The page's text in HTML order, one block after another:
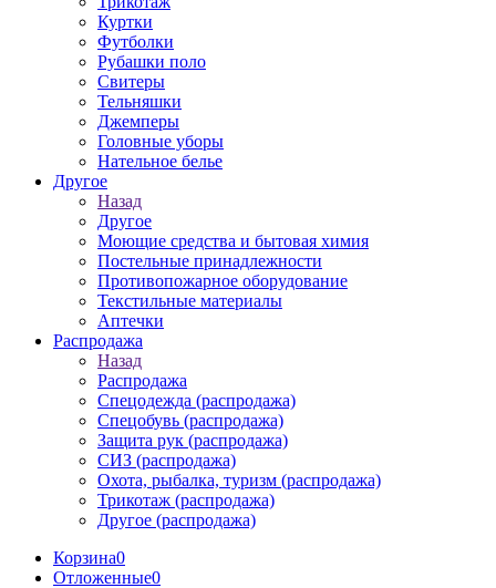
Куртки
Футболки
Рубашки поло
Свитеры
Тельняшки
Джемперы
Головные уборы
Нательное белье
Другое
Назад
Другое
Моющие средства и бытовая химия
Постельные принадлежности
Противопожарное оборудование
Текстильные материалы
Аптечки
Распродажа
Назад
Распродажа
Спецодежда (распродажа)
Спецобувь (распродажа)
Защита рук (распродажа)
СИЗ (распродажа)
Охота, рыбалка, туризм (распродажа)
Трикотаж (распродажа)
Другое (распродажа)
Корзина0
Отложенные0